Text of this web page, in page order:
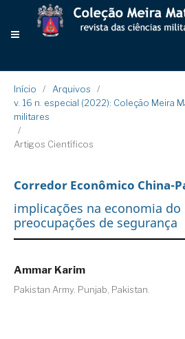
Início / Arquivos
/
v. 16 n. especial (2022): Coleção Meira
militares
/
Artigos Científicos
Corredor Econômico China-
implicações na economia do
preocupações de segurança
Ammar Karim
Pakistan Army. Punjab, Pakistan.